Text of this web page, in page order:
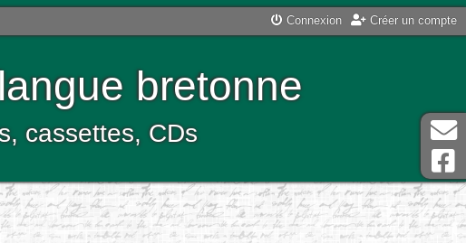
Connexion Créer un compte
bretonne
cassettes, CDs